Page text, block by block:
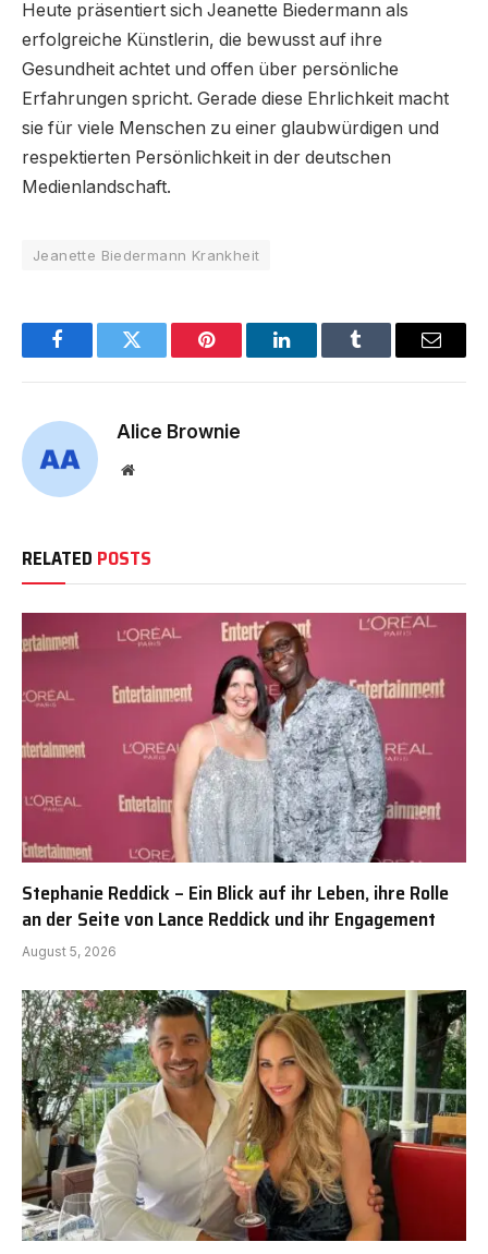
Heute präsentiert sich Jeanette Biedermann als
erfolgreiche Künstlerin, die bewusst auf ihre
Gesundheit achtet und offen über persönliche
Erfahrungen spricht. Gerade diese Ehrlichkeit macht
sie für viele Menschen zu einer glaubwürdigen und
respektierten Persönlichkeit in der deutschen
Medienlandschaft.
Jeanette Biedermann Krankheit
FacebookTwitter Pinterest LinkedInTumblr Email
Alice Brownie
Website
RELATED POSTS
Stephanie Reddick – Ein Blick auf ihr Leben, ihre Rolle
an der Seite von Lance Reddick und ihr Engagement
August 5, 2026